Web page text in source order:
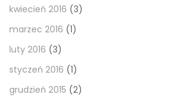
kwiecień 2016 (3)
marzec 2016 (1)
luty 2016 (3)
styczeń 2016 (1)
grudzień 2015 (2)